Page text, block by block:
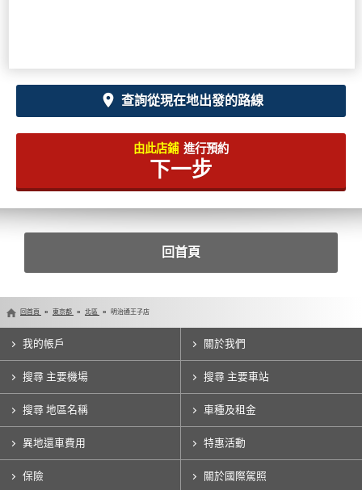
查詢從現在地出發的路線
由此店鋪 進行預約
下一步
回首頁
回首頁 東京都 北區 明治通王子店
我的帳戶 關於我們
搜尋 主要機場 搜尋 主要車站
搜尋 地區名稱 車種及租金
異地還車費用 特惠活動
保險 關於國際駕照